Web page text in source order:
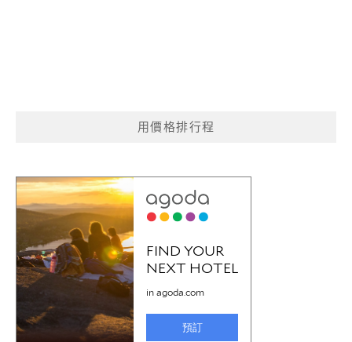
用價格排行程